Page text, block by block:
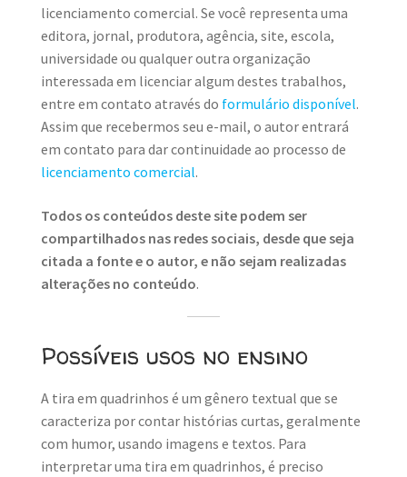
licenciamento comercial. Se você representa uma
editora, jornal, produtora, agência, site, escola,
universidade ou qualquer outra organização
interessada em licenciar algum destes trabalhos,
entre em contato através do formulário disponível.
Assim que recebermos seu e-mail, o autor entrará
em contato para dar continuidade ao processo de
licenciamento comercial.
Todos os conteúdos deste site podem ser
compartilhados nas redes sociais, desde que seja
citada a fonte e o autor, e não sejam realizadas
alterações no conteúdo.
Possíveis usos no ensino
A tira em quadrinhos é um gênero textual que se
caracteriza por contar histórias curtas, geralmente
com humor, usando imagens e textos. Para
interpretar uma tira em quadrinhos, é preciso